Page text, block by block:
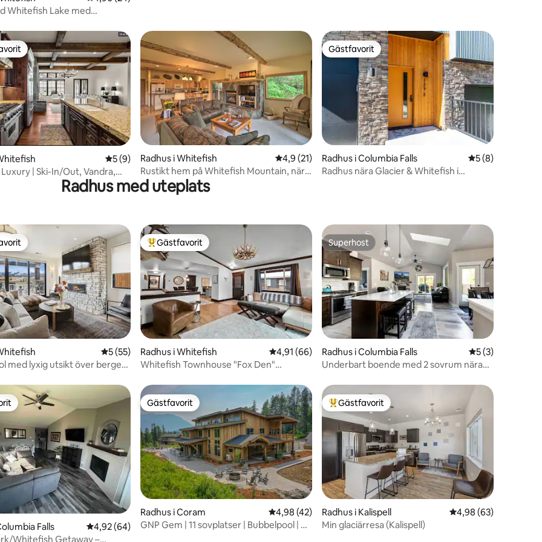
Whitefish Lake med
betyg, 51 omdömen
5 av 5 i genomsnittligt betyg, 9 omdömen
5 (9)
| Ski-In/Out, Vandra,
Radhus i Whitefish 4,9 av 5 i genomsnittligt betyg, 21 omdömen
4,9 (21)
Rustikt hem på Whitefish Mountain, nära
skidbacken!
Gästfavorit
Gästfavorit
Radhus i Columbia Falls 5 av 5 i
5 (8)
Radhus nära Glacier & Whitefish i
Radhus med uteplats
betyg, 37 omdömen 5 av 5 i genomsnittligt betyg, 55 omdömen
5 (55)
med lyxig utsikt över bergen
Populär gästfavorit
Gästfavorit
Radhus i Whitefish 4,91 av 5 i genomsnittligt betyg, 66 omdömen
4,91 (66)
Whitefish Townhouse "Fox Den"
Superhost
Superhost
Radhus i Columbia Falls 5 av 5 i
5 (3)
Underbart boende med 2 sovrum nära
betyg, 28 omdömen
Falls 4,92 av 5 i genomsnittligt betyg, 64 omdömen
4,92 (64)
Whitefish Getaway –
Gästfavorit
Gästfavorit
Radhus i Coram 4,98 av 5 i genomsnittligt betyg, 42 omdömen
4,98 (42)
GNP Gem | 11 sovplatser | Bubbelpool | Bo
Populär gästfavorit
Gästfavorit
Radhus i Kalispell 4,98 av 5 i
4,98 (63)
Min glaciärresa (Kalispell)